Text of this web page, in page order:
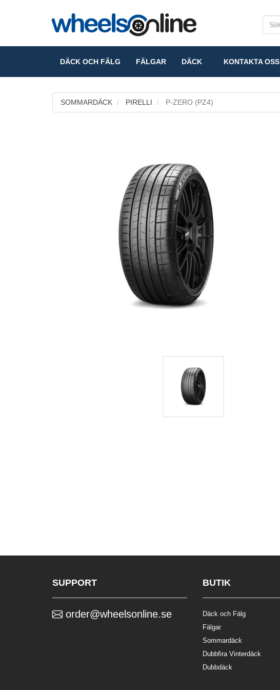
DÄCK OCH FÄLG FÄLGAR DÄCK KONTAKTA OSS
SOMMARDÄCK PIRELLI P-ZERO (PZ4)
SUPPORT
order@wheelsonline.se
BUTIK
Däck och Fälg
Fälgar
Sommardäck
Dubbfira Vinterdäck
Dubbdäck